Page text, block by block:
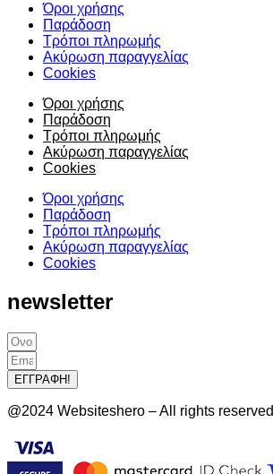
Όροι χρήσης
Παράδοση
Τρόποι πληρωμής
Ακύρωση παραγγελίας
Cookies
Όροι χρήσης
Παράδοση
Τρόποι πληρωμής
Ακύρωση παραγγελίας
Cookies
Όροι χρήσης
Παράδοση
Τρόποι πληρωμής
Ακύρωση παραγγελίας
Cookies
newsletter
ΕΓΓΡΑΦΗ!
@2024 Websiteshero – All rights reserved